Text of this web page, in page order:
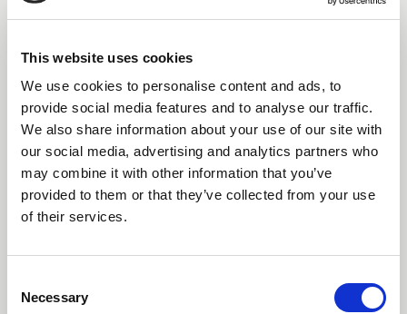
This website uses cookies
We use cookies to personalise content and ads, to
provide social media features and to analyse our traffic.
We also share information about your use of our site with
our social media, advertising and analytics partners who
may combine it with other information that you’ve
provided to them or that they’ve collected from your use
of their services.
Selection
Necessary
14 Juli 2026
Initiativen zur Kreislaufwirtschaft sowie eine